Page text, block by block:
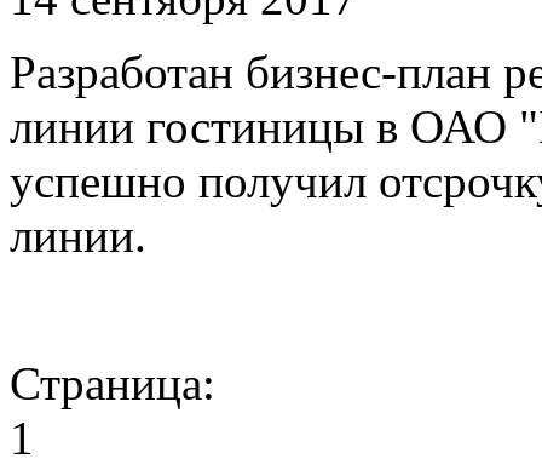
Разработан бизнес-план
линии гостиницы в ОАО
успешно получил
линии.
Страница:
1